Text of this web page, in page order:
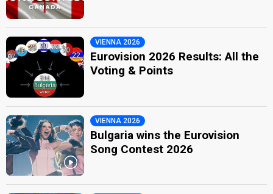
VIENNA 2026
Eurovision 2026 Results: All the
Voting & Points
VIENNA 2026
Bulgaria wins the Eurovision
Song Contest 2026